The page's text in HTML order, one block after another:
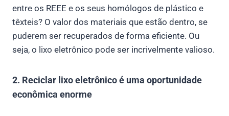
entre os REEE e os seus homólogos de plástico e
têxteis? O valor dos materiais que estão dentro, se
puderem ser recuperados de forma eficiente. Ou
seja, o lixo eletrônico pode ser incrivelmente valioso.
2. Reciclar lixo eletrônico é uma oportunidade
econômica enorme